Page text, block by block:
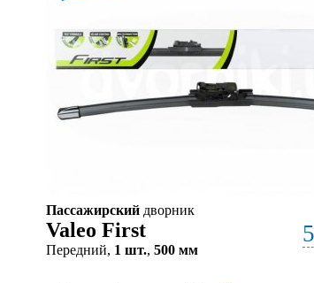
Пассажирский дворник
Valeo First
Передний, 1 шт., 500 мм